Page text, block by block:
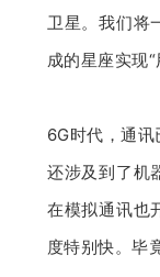
卫星。我们将
成的星座实现
6G时代，通讯
还涉及到了机
在模拟通讯也
度特别快。毕